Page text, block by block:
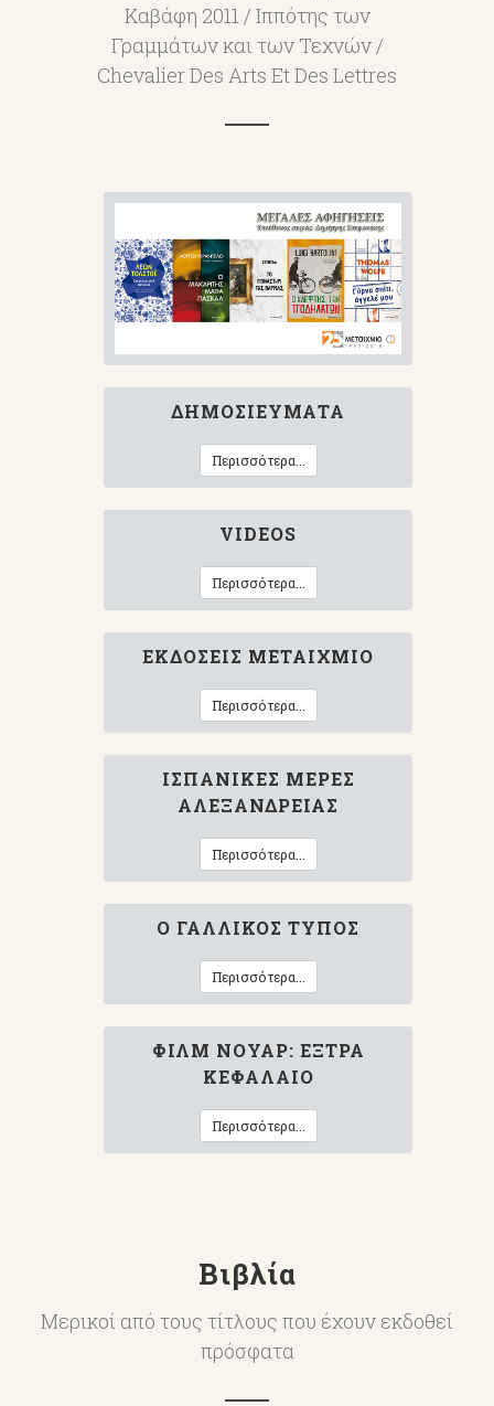
Καβάφη 2011 / Ιππότης των
Γραμμάτων και των Τεχνών /
Chevalier Des Arts Et Des Lettres
ΔΗΜΟΣΙΕΎΜΑΤΑ
Περισσότερα...
VIDEOS
Περισσότερα...
ΕΚΔΌΣΕΙΣ ΜΕΤΑΊΧΜΙΟ
Περισσότερα...
ΙΣΠΑΝΙΚΈΣ ΜΈΡΕΣ
ΑΛΕΞΆΝΔΡΕΙΑΣ
Περισσότερα...
Ο ΓΑΛΛΙΚΌΣ ΤΎΠΟΣ
Περισσότερα...
ΦΙΛΜ ΝΟΥΆΡ: ΈΞΤΡΑ
ΚΕΦΆΛΑΙΟ
Περισσότερα...
Βιβλία
Μερικοί από τους τίτλους που έχουν εκδοθεί
πρόσφατα